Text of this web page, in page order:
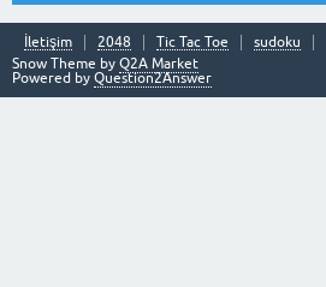
İletişim 2048 Tic Tac Toe sudoku
Snow Theme by Q2A Market
Powered by Question2Answer